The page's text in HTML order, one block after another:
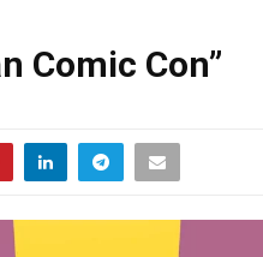
Comic Con”